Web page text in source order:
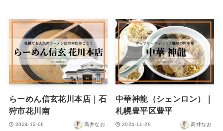
らーめん信玄花川本店｜石
狩市花川南
2024-12-06 高井なお
中華神龍（シェンロン）｜
札幌豊平区豊平
2024-11-29 高井なお